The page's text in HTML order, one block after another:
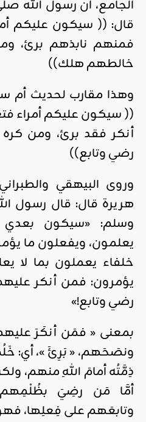
الجامع، أن رسول الله
قال: (( سيكون عليكم
فمنهم نابذهم برئ،
خالطهم هلك))
وهذا مقارب لحديث
(( سيكون عليكم أمراء
أنكر فقد برئ، ومن
رضي وتابع))
وروى البيهقي
هريرة قال: قال رسول
وسلم: «سيكون بعدي
يعلمون، ويفعلون ما
خلفاء يعملون بما لا
يؤمرون: فمن أنكر
رضي وتابع!»
بمعنى « فمَن أنكَرَ
ونصَحَهم، « بَرِئَ »، أي:
ذِمَّتُه أمامَ اللهِ منهم،
أمَّا مَن رضِيَ بظُلْمِهم
وتابعَهم على فِعلِها،